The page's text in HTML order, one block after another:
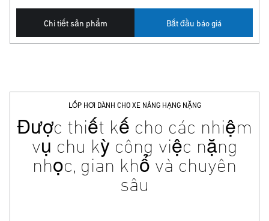
Chi tiết sản phẩm Bắt đầu báo giá
LỐP HƠI DÀNH CHO XE NÂNG HẠNG NẶNG
Được thiết kế cho các nhiệm
vụ chu kỳ công việc nặng
nhọc, gian khổ và chuyên
sâu